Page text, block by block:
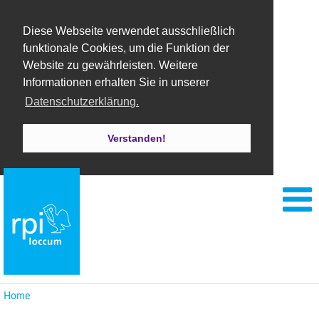
Diese Webseite verwendet ausschließlich
funktionale Cookies, um die Funktion der
Website zu gewährleisten. Weitere
Informationen erhalten Sie in unserer
Datenschutzerklärung.
Verstanden!
Home